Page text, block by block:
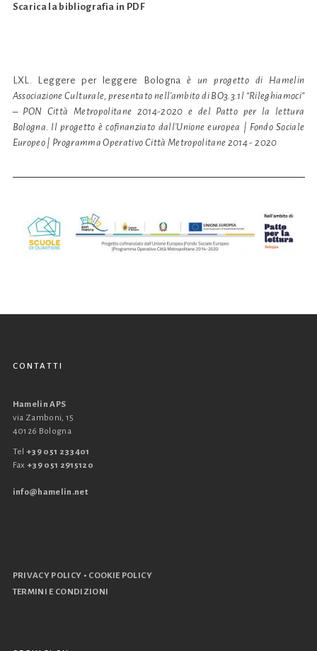
Scarica la bibliografia in PDF
LXL. Leggere per leggere Bologna
è un progetto di Hamelin
Associazione Culturale, presentato nell'ambito di BO3.3.1l “Rileghiamoci”
– PON Città Metropolitane 2014-2020 e del Patto per la lettura
Bologna. Il progetto è cofinanziato dall'Unione europea | Fondo Sociale
Europeo | Programma Operativo Città Metropolitane 2014 - 2020
CONTATTI
Hamelin APS
via Zamboni, 15
40126 Bologna
Tel +39 051 233401
Fax +39 051 2915120
info@hamelin.net
PRIVACY POLICY • COOKIE POLICY
TERMINI E CONDIZIONI